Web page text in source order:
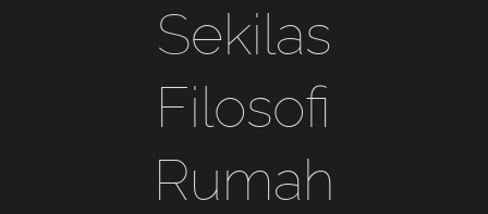
Sekilas
Filosofi
Rumah